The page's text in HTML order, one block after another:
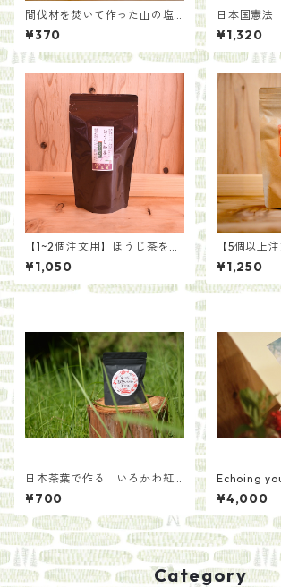
間伐材を焚いて作った山の塩
【黒塩】
¥370
日本国憲法
齋藤陽道
¥1,320
【1~2個注文用】ほうじ茶を手
軽に ほうじ粉茶ティーバッ
グ（5g×20袋）
¥1,050
【5個以上
作る いろ
バッグ）
¥1,250
日本茶葉で作る いろかわ紅
茶【手土産用パッケージ30
g】
¥700
Echoing
¥4,000
Category